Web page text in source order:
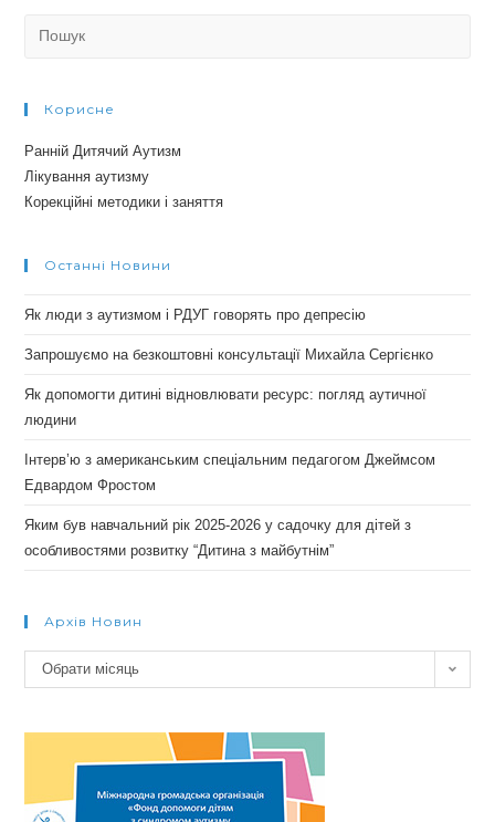
Корисне
Ранній Дитячий Аутизм
Лікування аутизму
Корекційні методики і заняття
Останні Новини
Як люди з аутизмом і РДУГ говорять про депресію
Запрошуємо на безкоштовні консультації Михайла Сергієнко
Як допомогти дитині відновлювати ресурс: погляд аутичної
людини
Інтерв’ю з американським спеціальним педагогом Джеймсом
Едвардом Фростом
Яким був навчальний рік 2025-2026 у садочку для дітей з
особливостями розвитку “Дитина з майбутнім”
Архів Новин
Архів
новин
Обрати місяць